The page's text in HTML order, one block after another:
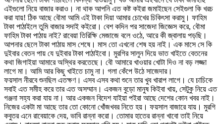
এইগুলো নিয়ে বাজার করাও। না থাক আপনি এত কষ্ট কইরা জমাইছেন সেইগুলা কি খরচ
করা যায়! ঠিক আছে বৌমা আমি এই টাকা দিয়া আমার চোখের চিকিৎসা করামু। ফাহিম
টাকা পাঠাইলে তুমি বাজার সদাই কইরো। বেশ কদিন পর সাজেদা জিজ্ঞেস করে, বৌমা
ফাহিম টাকা পাঠায় নাই? রাবেয়া তিরিক্ষি মেজাজে বলে ওঠে, আরে কী জ্বালায় পড়ছি।
আপনার ছেলে টাকা পাঠায় মাস শেষে। মাস তো এখনো শেষ হয় নাই। এক মাসে সে কি
দুইবার বেতন পায় যে দুইবার টাকা পাঠাইবো। মুরগির সালুন দিয়ে ভাত খাইতে বেতনের
কথা জিগাইয়া আমারে অস্থির করতেছে। বৌ আমারে খাওয়ার খোটা দিও না বড় লজ্জা
লাগে মা। আমি আর কিছু খাইতে চামু না। গলা কেঁপে উঠে সাজেদার।
ফয়সাল নীরবে শুনছিল এতক্ষণ। এসব এসব কথা শুনে তার খুব খারাপ লাগে। যে চাচিকে
সবাই এত সমীহ করে তার এত অসম্মান। একজন বুড়ো মানুষ কিইবা খায়, সেটুকু নিয়ে এত
গঞ্জনা সহ্য করা যায় না। আর একজন বিদেশ যাইয়া পইরা আছে দেশের কোন খবর নাই।
নিজের একটা মা আছে তার তো কোনো খোঁজখবর নিতে হয়। ফয়সাল বাজারে যায়। মুরগি
কবুতর এনে রাবেয়াকে দেয়, ভাবি রান্না করো। তোমার হাতের রান্না খাবো তাই নিয়ে